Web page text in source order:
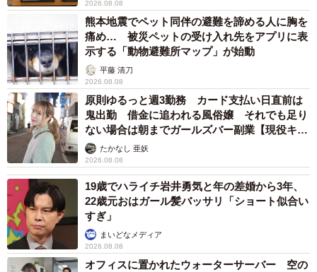
2026.08.08
熊本地震でペット同伴の避難を諦める人に胸を
痛め… 被災ペットの受け入れ先をアプリに表
示する「動物避難所マップ」が始動
平藤 清刀
2026.08.08
原則ゆるっと週3勤務 カード支払い日直前は
鬼出勤 借金に追われる風俗嬢 それでも足り
ない場合は朝までガールズバー副業【現役キャ
ストに取材】
たかなし 亜妖
2026.08.08
19歳でハライチ岩井勇気と年の差婚から3年、
22歳元おはガール髪バッサリ「ショート似合い
すぎ」
まいどなメディア
2026.08.08
オフィスに置かれたウォーターサーバー 空の